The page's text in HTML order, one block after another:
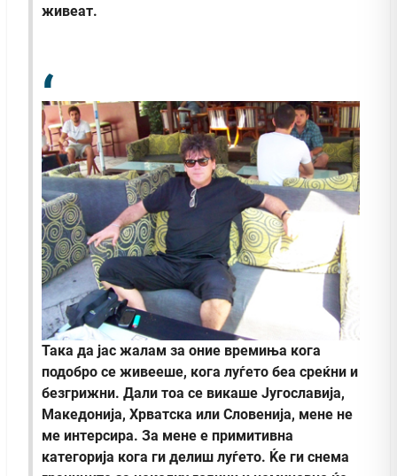
живеат.
Така да јас жалам за оние времиња кога
подобро се живееше, кога луѓето беа среќни и
безгрижни. Дали тоа се викаше Југославија,
Македонија, Хрватска или Словенија, мене не
ме интерсира. За мене е примитивна
категорија кога ги делиш луѓето. Ќе ги снема